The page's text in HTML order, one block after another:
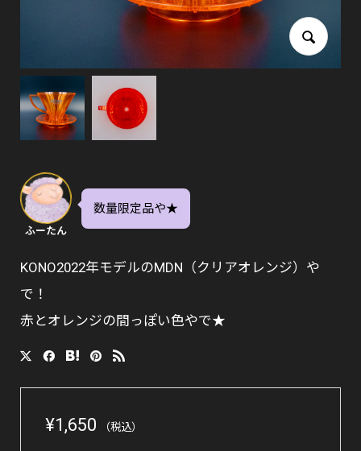
ふーたん
数量限定品や★
KONO2022年モデルのMDN（クリアオレンジ）や
で！
赤とオレンジの間っぽい色やで★
¥1,650 （税込）